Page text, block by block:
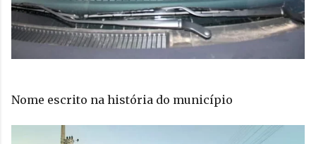
Nome escrito na história do município